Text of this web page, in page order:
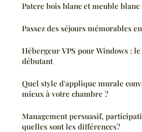
Patere bois blanc et meuble
Passez des séjours mémorables
Hébergeur VPS pour Windows :
débutant
Quel style d'applique murale
mieux à votre chambre ?
Management persuasif,
quelles sont les différences?